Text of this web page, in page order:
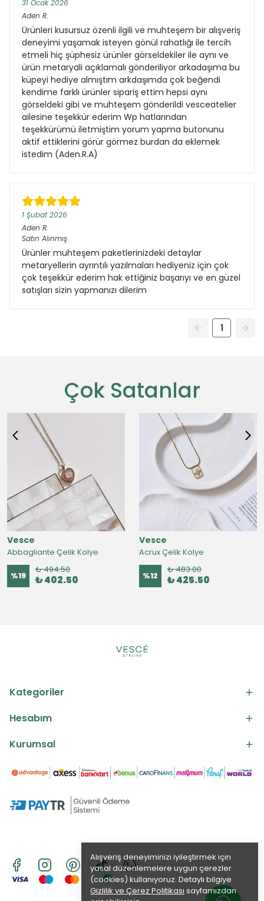
Alışveriş deneyiminizi iyileştirmek için
yasal düzenlemelere uygun çerezler
(cookies) kullanıyoruz. Detaylı bilgiye
Gizlilik ve Çerez Politikası sayfamızdan
31 Ocak 2026
Aden R.
Ürünleri kusursuz özenli ilgili ve muhteşem bir alışveriş
deneyimi yaşamak isteyen gönül rahatlığı ile tercih
etmeli hiç şüphesiz ürünler görseldekiler ile aynı ve
ürün metaryali açıklamalı gönderiliyor arkadaşıma bu
küpeyi hediye almıştım arkdaşımda çok beğendi
kendime farklı ürünler sipariş ettim hepsi aynı
görseldeki gibi ve muhteşem gönderildi vesceatelier
ailesine teşekkür ederim Wp hatlarından
teşekkürümü iletmiştim yorum yapma butonunu
aktif ettiklerini görür görmez burdan da eklemek
istedim (Aden.R.A)
1 Şubat 2026
Aden R.
Satın Alınmış
Ürünler muhteşem paketlerinizdeki detaylar
metaryellerin ayrıntılı yazılmaları hediyeniz için çok
çok teşekkür ederim hak ettiğiniz başarıyı ve en güzel
satışları sizin yapmanızı dilerim
1
Çok Satanlar
Vesce
Abbagliante Çelik Kolye
%19
₺ 494.50
₺ 402.50
Vesce
Acrux Çelik Kolye
%12
₺ 483.00
₺ 425.50
Kategoriler
Hesabım
Kurumsal